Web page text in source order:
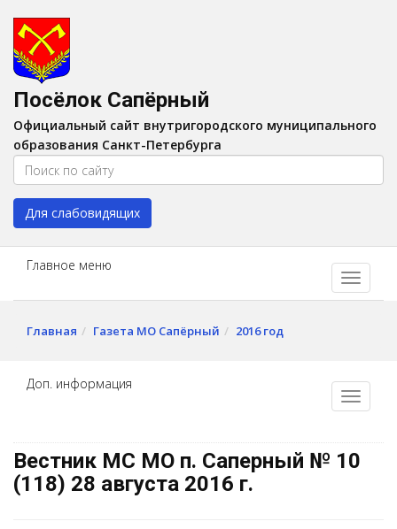
Изображения:
Цвет:A A
Посёлок Сапёрный
Официальный сайт внутригородского муниципального
образования Санкт-Петербурга
Для слабовидящих
Главное меню
Главная Газета МО Сапёрный 2016 год
Доп. информация
Вестник МС МО п. Саперный № 10
(118) 28 августа 2016 г.